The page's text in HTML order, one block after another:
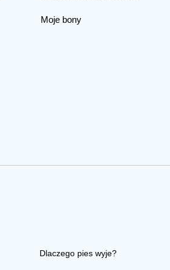
Moje bony
Dlaczego pies wyje?